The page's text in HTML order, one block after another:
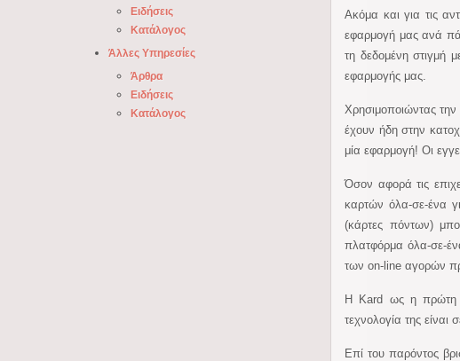
Ακόμα και για τις
εφαρμογή μας ανά
τη δεδομένη στιγμή
εφαρμογής μας.
Χρησιμοποιώντας
έχουν ήδη στην
μία εφαρμογή! Οι
Όσον αφορά τις
καρτών όλα-σε-ένα
(κάρτες πόντων)
πλατφόρμα όλα-σε-
των on-line αγορών
Η Kard ως η πρώτη
τεχνολογία της
Επί του παρόντος
Ειδήσεις
Κατάλογος
Άλλες Υπηρεσίες
Άρθρα
Ειδήσεις
Κατάλογος